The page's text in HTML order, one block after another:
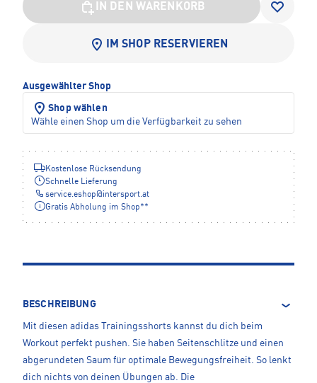
IN DEN WARENKORB
IM SHOP RESERVIEREN
Ausgewählter Shop
Shop wählen
Wähle einen Shop um die Verfügbarkeit zu sehen
Kostenlose Rücksendung
Schnelle Lieferung
service.eshop@intersport.at
Gratis Abholung im Shop**
BESCHREIBUNG
Mit diesen adidas Trainingsshorts kannst du dich beim
Workout perfekt pushen. Sie haben Seitenschlitze und einen
abgerundeten Saum für optimale Bewegungsfreiheit. So lenkt
dich nichts von deinen Übungen ab. Die